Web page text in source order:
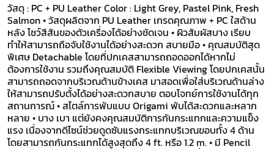
วัสดุ : PC + PU Leather Color : Light Grey, Pastel Pink, Fresh
Salmon • วัสดุผลิตจาก PU Leather เกรดคุณภาพ + PC ใสด้าน
หลัง โชว์สีสันของตัวเครื่องได้อย่างชัดเจน • ผิวสัมผัสบาง เรียบ
ทำให้สามารถถือจับใช้งานได้อย่างสะดวก สบายมือ • คุณสมบัติสุด
พิเศษ Detachable โดยที่ปกเคสสามารถถอดออกได้หากไม่
ต้องการใช้งาน รวมถึงคุณสมบัติ Flexible Viewing โดยปกเคสนั้น
สามารถถอดจากบริเวณด้านข้างเคส มาสอดเพื่อใส่บริเวณด้านล่าง
ให้สามารถปรับตั้งได้อย่างสะดวกสบาย ตอบโจทย์การใช้งานได้ทุก
สถานการณ์ • สไตล์การพับแบบ Origami พับได้สะดวกและหลาก
หลาย • บาง เบา แต่ยังคงคุณสมบัติการกันกระแทกและความแข็ง
แรง เนื่องจากดีไซน์ช่วยดูดซับแรงกระแทกบริเวณขอบทั้ง 4 ด้าน
โดยสามารถกันกระแทกได้สูงสุดถึง 4 ft. หรือ 1.2 m. • มี Pencil